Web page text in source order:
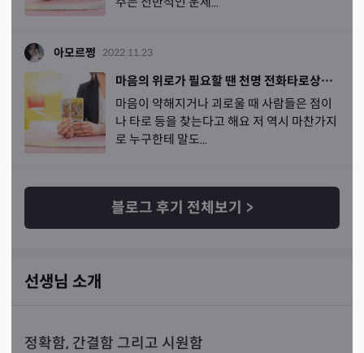
아모르쩡 2022.11.23
마음의 위로가 필요할 땐 천명 전화타로상담 용인 이루영 선생님
마음이 약해지거나 괴로울 때 사람들은 점이
나 타로 등을 찾는다고 해요 저 역시 마찬가지
로 누구한테 말도...
블로그 후기 전체보기 >
선생님 소개
정확함, 간결함 그리고 시원함